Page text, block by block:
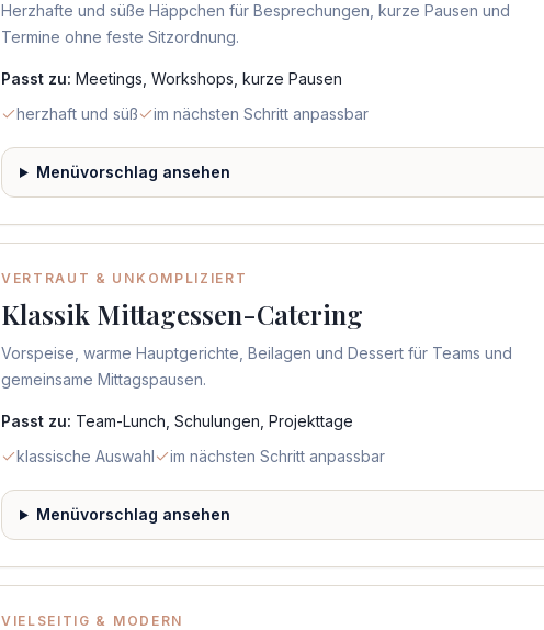
Herzhafte und süße Häppchen für Besprechungen, kurze Pausen und
Termine ohne feste Sitzordnung.
Passt zu: Meetings, Workshops, kurze Pausen
herzhaft und süß
im nächsten Schritt anpassbar
Menüvorschlag ansehen
VERTRAUT & UNKOMPLIZIERT
Klassik Mittagessen-Catering
Vorspeise, warme Hauptgerichte, Beilagen und Dessert für Teams und
gemeinsame Mittagspausen.
Passt zu: Team-Lunch, Schulungen, Projekttage
klassische Auswahl
im nächsten Schritt anpassbar
Menüvorschlag ansehen
VIELSEITIG & MODERN